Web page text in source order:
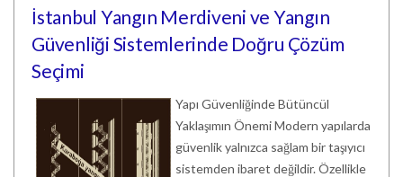
İstanbul Yangın Merdiveni ve Yangın
Güvenliği Sistemlerinde Doğru Çözüm
Seçimi
Yapı Güvenliğinde Bütüncül
Yaklaşımın Önemi Modern yapılarda
güvenlik yalnızca sağlam bir taşıyıcı
sistemden ibaret değildir. Özellikle